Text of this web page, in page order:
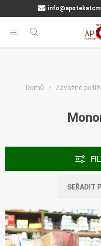
Domů Závažné